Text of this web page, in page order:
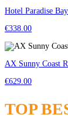
Hotel Paradise
€338.00
AX Sunny Coast
€629.00
TOP